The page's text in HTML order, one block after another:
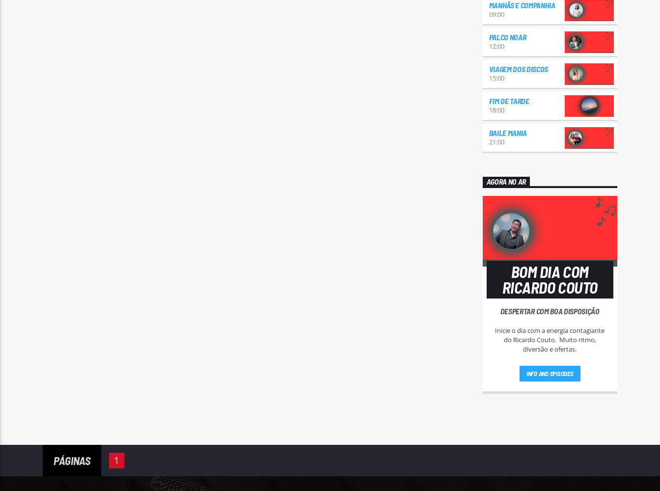
MANHÃS E COMPANHIA
09:00
PALCO NOAR
12:00
VIAGEM DOS DISCOS
15:00
FIM DE TARDE
18:00
BAILE MANIA
21:00
AGORA NO AR
BOM DIA COM
RICARDO COUTO
DESPERTAR COM BOA DISPOSIÇÃO
Inicie o dia com a energia contagiante
do Ricardo Couto. Muito ritmo,
diversão e ofertas.
INFO AND EPISODES
PÁGINAS 1